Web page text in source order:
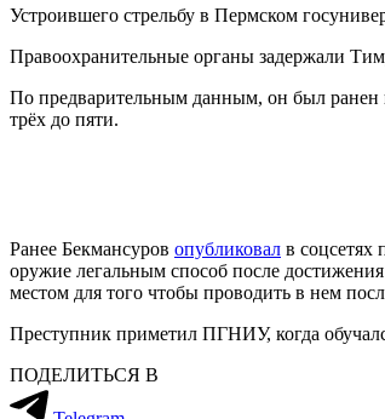
Устроившего стрельбу в Пермском
Правоохранительные органы задержали
По предварительным данным, он был ранен
трёх до пяти.
Ранее Бекмансуров опубликовал в соцсетях
оружие легальным способ после
местом для того чтобы проводить в нем
Преступник приметил ПГНИУ, когда
ПОДЕЛИТЬСЯ В